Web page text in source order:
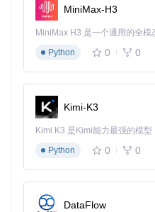
MiniMax-H3
Python
0 0
Kimi-K3
Python
0 0
DataFlow